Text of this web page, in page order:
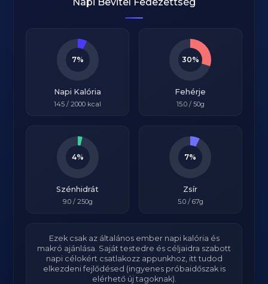
7%
Napi Kalória
145 /2000 kcal
30%
Fehérje
15.0/ 50g
4%
Szénhidrát
9.0/ 250g
7%
Zsír
5.0/ 67g
Ezek csak az általános ember napi kalória és
makró ajánlása. Saját testedre és céljaidra szabott
napi célokért csatlakozz appunkhoz, itt tudod
elkezdeni fejlődésed (ingyenes próbaidőszak is
elérhető új tagoknak).